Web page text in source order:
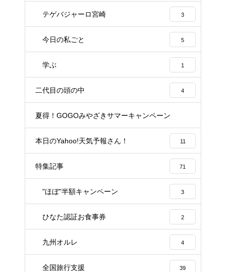
テゲバジャーロ宮崎 3
今日の私ごと 5
学ぶ 1
二代目の頭の中 4
夏得！GOGOみやざきサマーキャンペーン
本日のYahoo!天気予報さん！ 11
特集記事 71
"ほぼ"半額キャンペーン 3
ひなた認証お食事券 2
九州オルレ 4
全国旅行支援 39